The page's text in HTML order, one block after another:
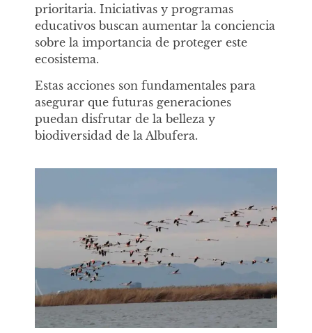
prioritaria. Iniciativas y programas
educativos buscan aumentar la conciencia
sobre la importancia de proteger este
ecosistema.
Estas acciones son fundamentales para
asegurar que futuras generaciones
puedan disfrutar de la belleza y
biodiversidad de la Albufera.